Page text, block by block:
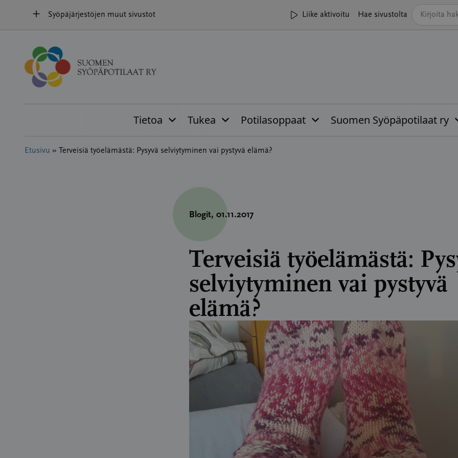
sisältöön
Syöpäjärjestöjen muut sivustot Liike aktivoitu Hae sivustolta
Tietoa Tukea Potilasoppaat Suomen Syöpäpotilaat ry
Etusivu » Terveisiä työelämästä: Pysyvä selviytyminen vai pystyvä elämä?
Blogit, 01.11.2017
Terveisiä työelämästä:
selviytyminen vai pystyvä
elämä?